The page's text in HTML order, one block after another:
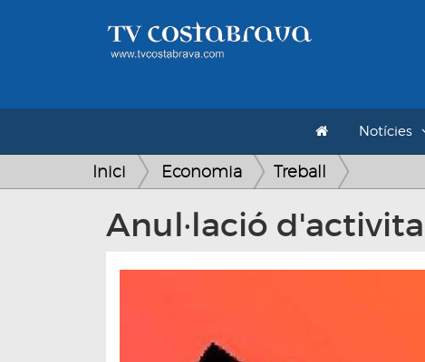
Notícies
Inici Economia Treball
Anul·lació